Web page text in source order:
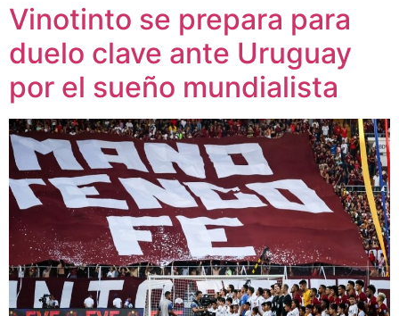
Vinotinto se prepara para
duelo clave ante Uruguay
por el sueño mundialista